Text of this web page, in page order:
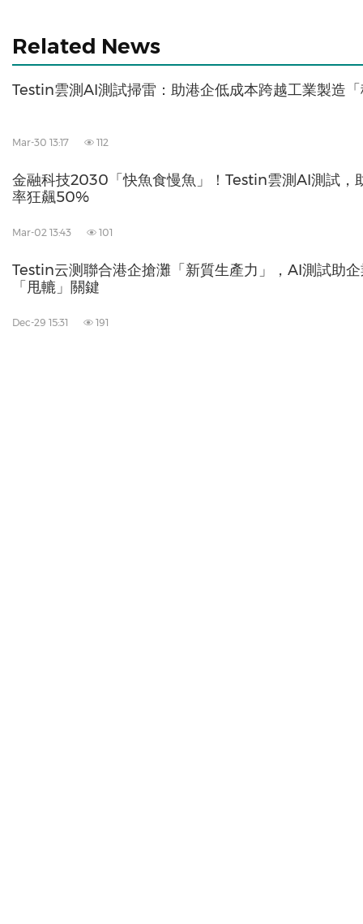
Related News
Testin雲測AI測試掃雷：助港企低成本跨越工業製造
Mar-30 13:17 112
金融科技2030「快魚食慢魚」！Testin雲測AI測試，
率狂飆50%
Mar-02 13:43 101
Testin云测聯合港企搶灘「新質生產力」，AI測試助
「甩轆」關鍵
Dec-29 15:31 191